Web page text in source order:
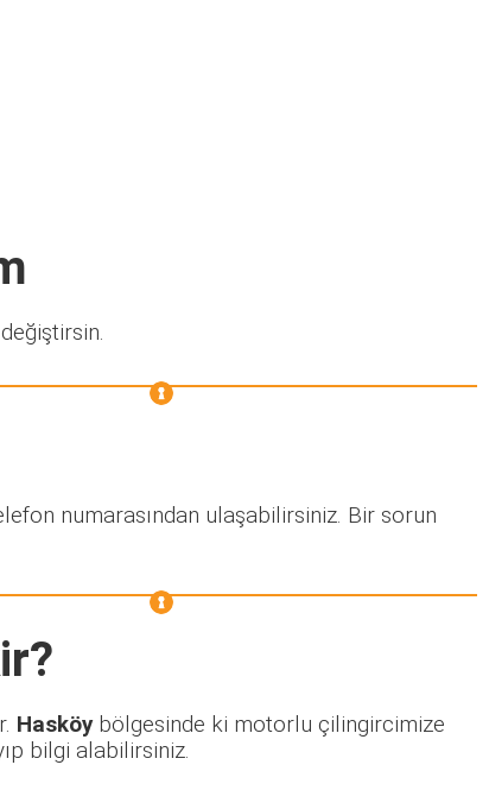
numarasından ulaşabilirsiniz. Bir sorun
Hasköybölgesinde ki motorlu çilingircimize
bilgi alabilirsiniz.